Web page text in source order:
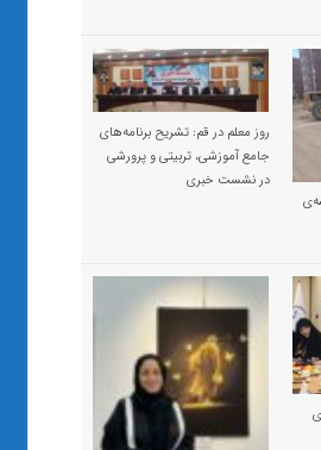
روز معلم در قم: تشریح برنامه‌های
جامع آموزشی، تربیتی و پرورشی
در نشست خبری